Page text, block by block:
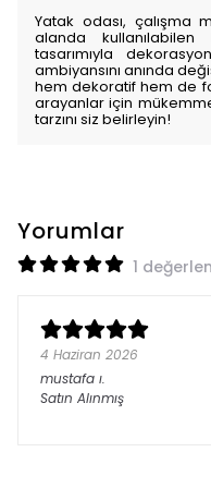
Yatak odası, çalışma
alanda
tasarımıyla
ambiyansını anında
hem dekoratif hem de
arayanlar için
tarzını siz belirleyin!
Yorumlar
1
4 Haziran 2026
mustafa ı.
Satın Alınmış